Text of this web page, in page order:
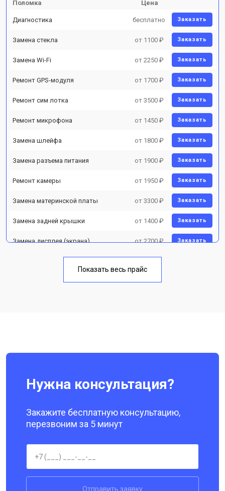
Поломка Цена
Диагностика бесплатно Заказать
Замена стекла от 1100 ₽ Заказать
Замена Wi-Fi от 2250 ₽ Заказать
Ремонт GPS-модуля от 1700 ₽ Заказать
Ремонт сим лотка от 3500 ₽ Заказать
Ремонт микрофона от 1450 ₽ Заказать
Замена шлейфа от 1800 ₽ Заказать
Замена разъема питания от 1900 ₽ Заказать
Ремонт камеры от 1950 ₽ Заказать
Замена материнской платы от 3300 ₽ Заказать
Замена задней крышки от 1400 ₽ Заказать
Замена дисплея (экрана) от 2700 ₽ Заказать
Замена кнопки включения от 1750 ₽
Показать весь прайс
Нужна консультация?
Закажите бесплатную консультацию,
перезвоним за 5 минут
Отправить заявку